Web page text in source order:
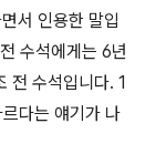
서 인용한 말입
수석에게는 6년
전 수석입니다. 1
다는 얘기가 나